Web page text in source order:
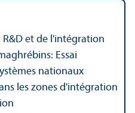
et de l'intégration
Essai
nationaux
les zones d'intégration